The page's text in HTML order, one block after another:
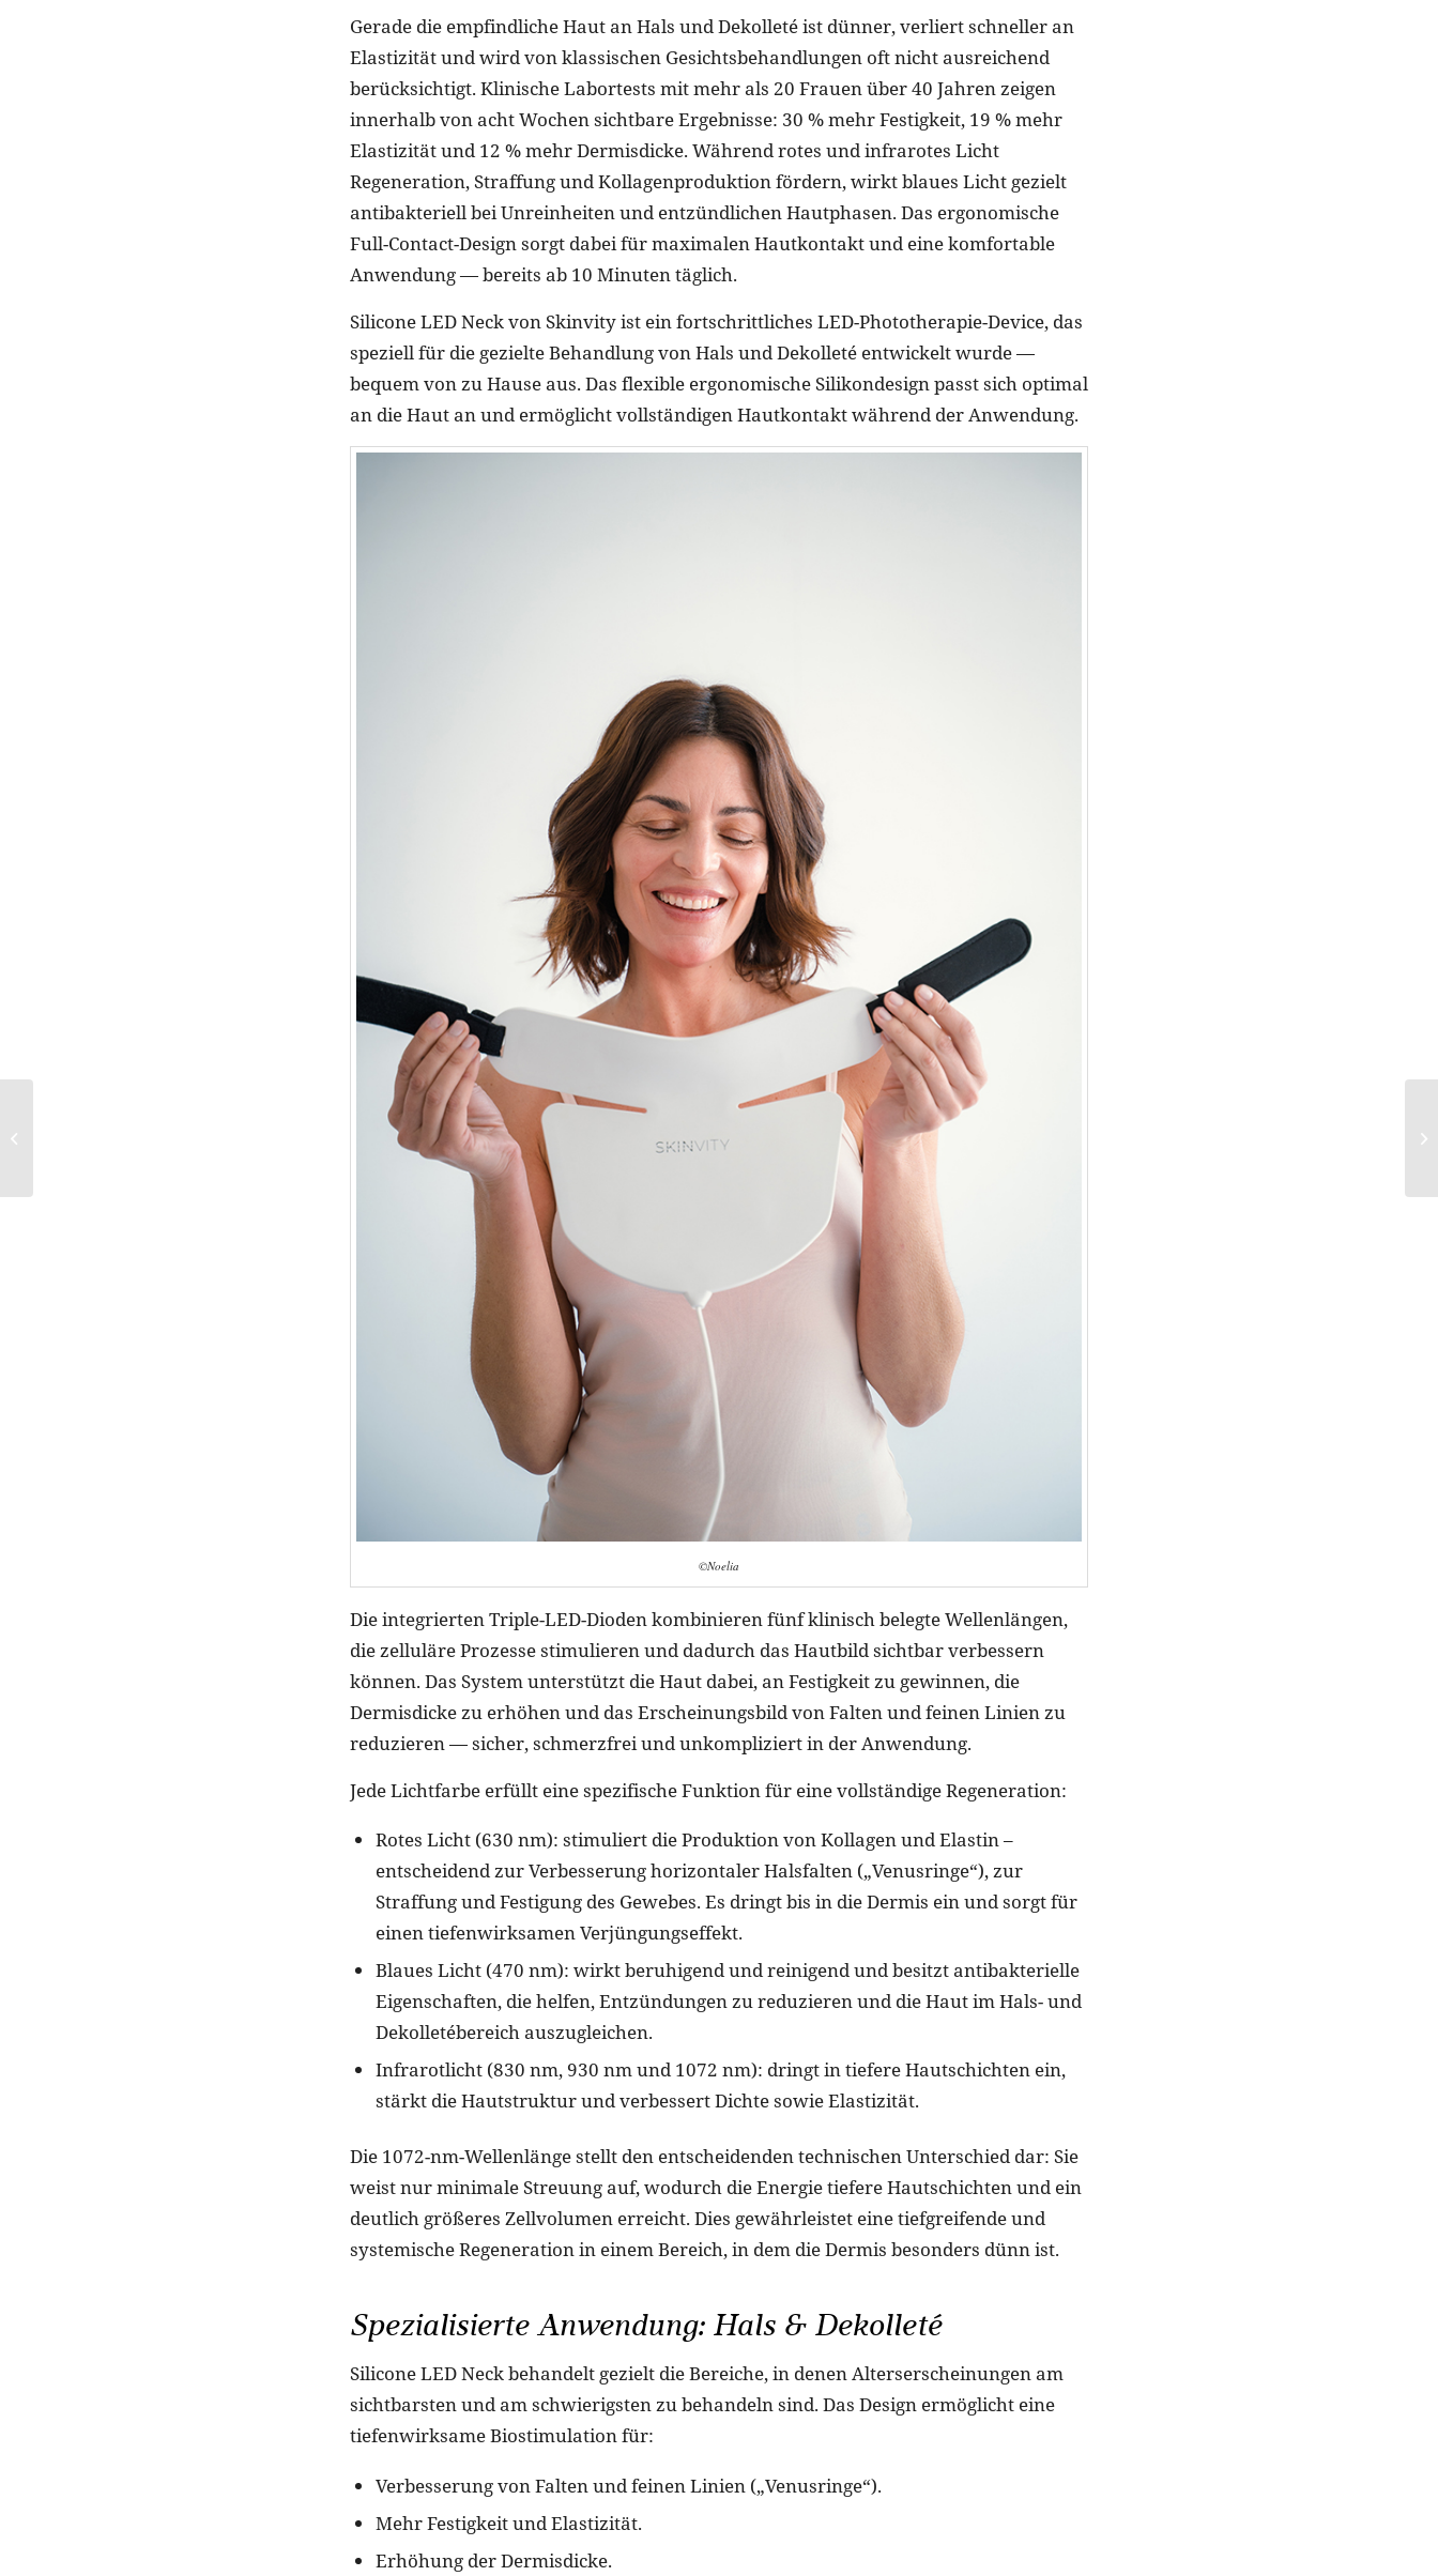
Gerade die empfindliche Haut an Hals und Dekolleté ist dünner, verliert schneller an
Elastizität und wird von klassischen Gesichtsbehandlungen oft nicht ausreichend
berücksichtigt. Klinische Labortests mit mehr als 20 Frauen über 40 Jahren zeigen
innerhalb von acht Wochen sichtbare Ergebnisse: 30 % mehr Festigkeit, 19 % mehr
Elastizität und 12 % mehr Dermisdicke. Während rotes und infrarotes Licht
Regeneration, Straffung und Kollagenproduktion fördern, wirkt blaues Licht gezielt
antibakteriell bei Unreinheiten und entzündlichen Hautphasen. Das ergonomische
Full-Contact-Design sorgt dabei für maximalen Hautkontakt und eine komfortable
Anwendung — bereits ab 10 Minuten täglich.
Silicone LED Neck von Skinvity ist ein fortschrittliches LED-Phototherapie-Device, das
speziell für die gezielte Behandlung von Hals und Dekolleté entwickelt wurde —
bequem von zu Hause aus. Das flexible ergonomische Silikondesign passt sich optimal
an die Haut an und ermöglicht vollständigen Hautkontakt während der Anwendung.
©Noelia
Die integrierten Triple-LED-Dioden kombinieren fünf klinisch belegte Wellenlängen,
die zelluläre Prozesse stimulieren und dadurch das Hautbild sichtbar verbessern
können. Das System unterstützt die Haut dabei, an Festigkeit zu gewinnen, die
Dermisdicke zu erhöhen und das Erscheinungsbild von Falten und feinen Linien zu
reduzieren — sicher, schmerzfrei und unkompliziert in der Anwendung.
Jede Lichtfarbe erfüllt eine spezifische Funktion für eine vollständige Regeneration:
Rotes Licht (630 nm): stimuliert die Produktion von Kollagen und Elastin –
entscheidend zur Verbesserung horizontaler Halsfalten („Venusringe“), zur
Straffung und Festigung des Gewebes. Es dringt bis in die Dermis ein und sorgt für
einen tiefenwirksamen Verjüngungseffekt.
Blaues Licht (470 nm): wirkt beruhigend und reinigend und besitzt antibakterielle
Eigenschaften, die helfen, Entzündungen zu reduzieren und die Haut im Hals- und
Dekolletébereich auszugleichen.
Infrarotlicht (830 nm, 930 nm und 1072 nm): dringt in tiefere Hautschichten ein,
stärkt die Hautstruktur und verbessert Dichte sowie Elastizität.
Die 1072-nm-Wellenlänge stellt den entscheidenden technischen Unterschied dar: Sie
weist nur minimale Streuung auf, wodurch die Energie tiefere Hautschichten und ein
deutlich größeres Zellvolumen erreicht. Dies gewährleistet eine tiefgreifende und
systemische Regeneration in einem Bereich, in dem die Dermis besonders dünn ist.
Spezialisierte Anwendung: Hals & Dekolleté
Silicone LED Neck behandelt gezielt die Bereiche, in denen Alterserscheinungen am
sichtbarsten und am schwierigsten zu behandeln sind. Das Design ermöglicht eine
tiefenwirksame Biostimulation für:
Verbesserung von Falten und feinen Linien („Venusringe“).
Mehr Festigkeit und Elastizität.
Erhöhung der Dermisdicke.